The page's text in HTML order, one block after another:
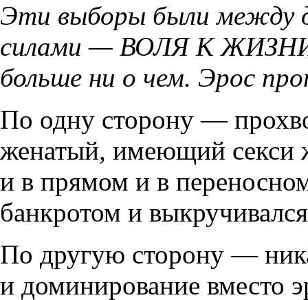
Эти выборы были между
силами — ВОЛЯ К
больше ни о чем. Эрос
По одну сторону —
женатый, имеющий секси
и в прямом и в
банкротом и
По другую сторону —
и доминирование вместо